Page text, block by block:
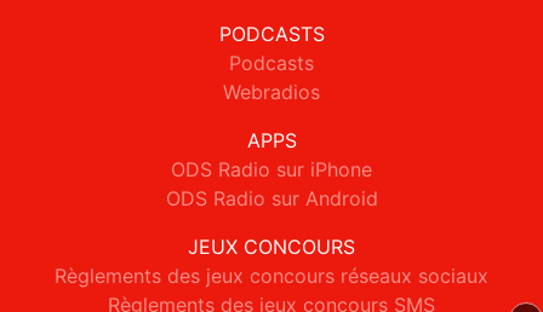
PODCASTS
Podcasts
Webradios
APPS
ODS Radio sur iPhone
ODS Radio sur Android
JEUX CONCOURS
Règlements des jeux concours réseaux sociaux
Règlements des jeux concours SMS